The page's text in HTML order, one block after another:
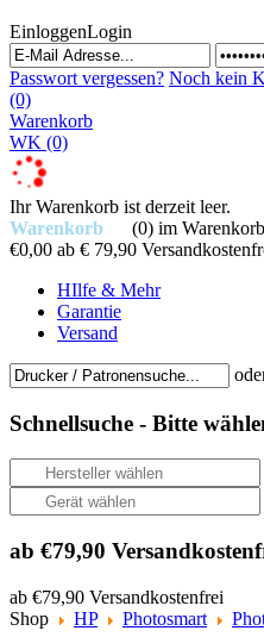
EinloggenLogin
Passwort vergessen? Noch kein
(0)
Warenkorb
WK (0)
Ihr Warenkorb ist derzeit leer.
Warenkorb
(0) im Warenkorb
€0,00 ab € 79,90
HIlfe & Mehr
Garantie
Versand
Schnellsuche - Bitte
ab €79,90
ab €79,90 Versandkostenfrei
Shop
HP Photosmart